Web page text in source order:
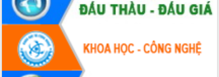
hàng tuần
Tháo gỡ những vướng mắc, đẩy mạnh
công tác cải cách thủ tục hành chính
tại Trung tâm Phục vụ hành chính
công tỉnh
Đắk Lắk: Tôn vinh 46 giải pháp tại Hội
thi Sáng tạo Kỹ thuật 2024 - 2025